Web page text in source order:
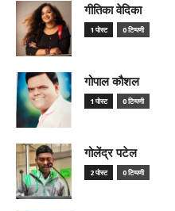
गीतिका वेदिका
1 पोस्ट 0 टिप्पणी
गोपाल कौशल
1 पोस्ट 0 टिप्पणी
गोलेंद्र पटेल
2 पोस्ट 0 टिप्पणी